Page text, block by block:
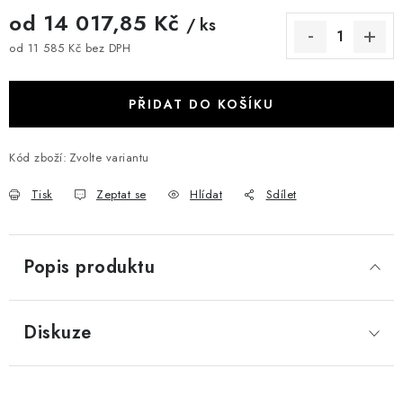
od 14 017,85 Kč / ks
od 11 585 Kč bez DPH
PŘIDAT DO KOŠÍKU
Kód zboží: Zvolte variantu
Tisk Zeptat se Hlídat Sdílet
Popis produktu
Diskuze